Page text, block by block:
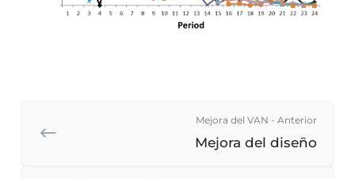
Mejora del VAN - Anterior
Mejora del diseño